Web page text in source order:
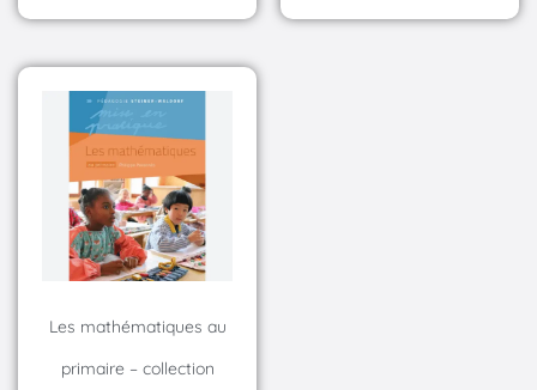
Les mathématiques au
primaire – collection